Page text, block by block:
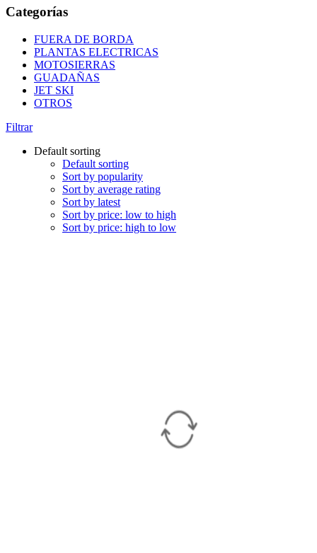
Categorías
FUERA DE BORDA
PLANTAS ELECTRICAS
MOTOSIERRAS
GUADAÑAS
JET SKI
OTROS
Filtrar
Default sorting
Default sorting
Sort by popularity
Sort by average rating
Sort by latest
Sort by price: low to high
Sort by price: high to low